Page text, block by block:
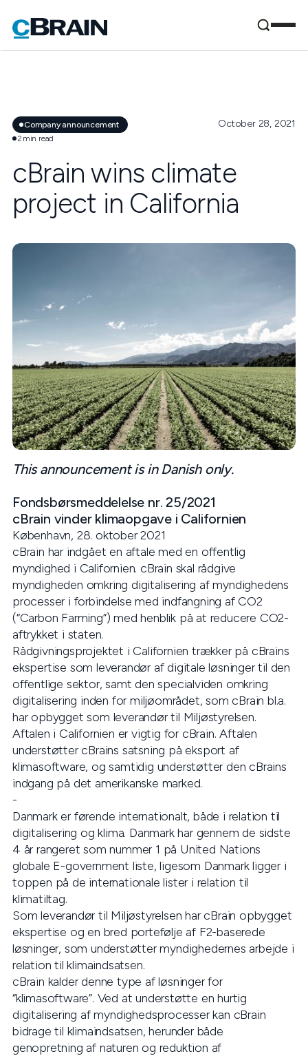
Company announcement
2 min read
October 28, 2021
cBrain wins climate
project in California
This announcement is in Danish only.
Fondsbørsmeddelelse nr. 25/2021
cBrain vinder klimaopgave i Californien
København, 28. oktober 2021
cBrain har indgået en aftale med en offentlig
myndighed i Californien. cBrain skal rådgive
myndigheden omkring digitalisering af myndighedens
processer i forbindelse med indfangning af CO2
(“Carbon Farming”) med henblik på at reducere CO2-
aftrykket i staten.
Rådgivningsprojektet i Californien trækker på cBrains
ekspertise som leverandør af digitale løsninger til den
offentlige sektor, samt den specialviden omkring
digitalisering inden for miljøområdet, som cBrain bl.a.
har opbygget som leverandør til Miljøstyrelsen.
Aftalen i Californien er vigtig for cBrain. Aftalen
understøtter cBrains satsning på eksport af
klimasoftware, og samtidig understøtter den cBrains
indgang på det amerikanske marked.
-
Danmark er førende internationalt, både i relation til
digitalisering og klima. Danmark har gennem de sidste
4 år rangeret som nummer 1 på United Nations
globale E-government liste, ligesom Danmark ligger i
toppen på de internationale lister i relation til
klimatiltag.
Som leverandør til Miljøstyrelsen har cBrain opbygget
ekspertise og en bred portefølje af F2-baserede
løsninger, som understøtter myndighedernes arbejde i
relation til klimaindsatsen.
cBrain kalder denne type af løsninger for
“klimasoftware”. Ved at understøtte en hurtig
digitalisering af myndighedsprocesser kan cBrain
bidrage til klimaindsatsen, herunder både
genopretning af naturen og reduktion af